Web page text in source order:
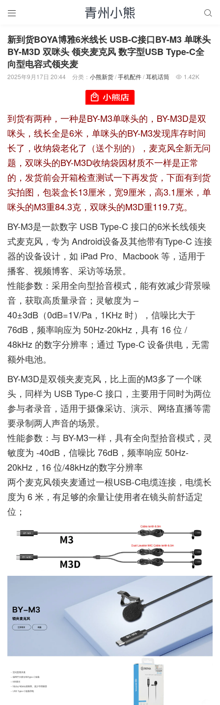
 
新到货BOYA博雅6米线长 USB-C接口BY-M3 单咪头
BY-M3D 双咪头 领夹麦克风 数字型USB Type-C全
向型电容式领夹麦
2025年9月17日 20:44 分类： 小熊新货/手机配件/耳机话筒  1.42K
到货有两种，一种是BY-M3单咪头的，BY-M3D是双
咪头，线长全是6米，单咪头的BY-M3发现库存时间
长了，收纳袋老化了（送个别的），麦克风全新无问
题，双咪头的BY-M3D收纳袋因材质不一样是正常
的，发货前会开箱检查测试一下再发货，下面有到货
实拍图，包装盒长13厘米，宽9厘米，高3.1厘米，单
咪头的M3重84.3克，双咪头的M3D重119.7克。
BY-M3是一款数字 USB Type-C 接口的6米长线领夹
式麦克风，专为 Android设备及其他带有Type-C 连接
器的设备设计，如 iPad Pro、Macbook 等，适用于
播客、视频博客、采访等场景。
性能参数：采用全向型拾音模式，能有效减少背景噪
音，获取高质量录音；灵敏度为 –
40±3dB（0dB=1V/Pa，1KHz 时），信噪比大于
76dB，频率响应为 50Hz-20kHz，具有 16 位 /
48kHz 的数字分辨率；通过 Type-C 设备供电，无需
额外电池。
BY-M3D是双领夹麦克风，比上面的M3多了一个咪
头，同样为 USB Type-C 接口，主要用于同时为两位
参与者录音，适用于摄像采访、演示、网络直播等需
要录制两人声音的场景。
性能参数：与 BY-M3一样，具有全向型拾音模式，灵
敏度为 -40dB，信噪比 76dB，频率响应 50Hz-
20kHz，16 位/48kHz的数字分辨率
两个麦克风领夹麦通过一根USB-C电缆连接，电缆长
度为 6 米，有足够的余量让使用者在镜头前舒适定
位；